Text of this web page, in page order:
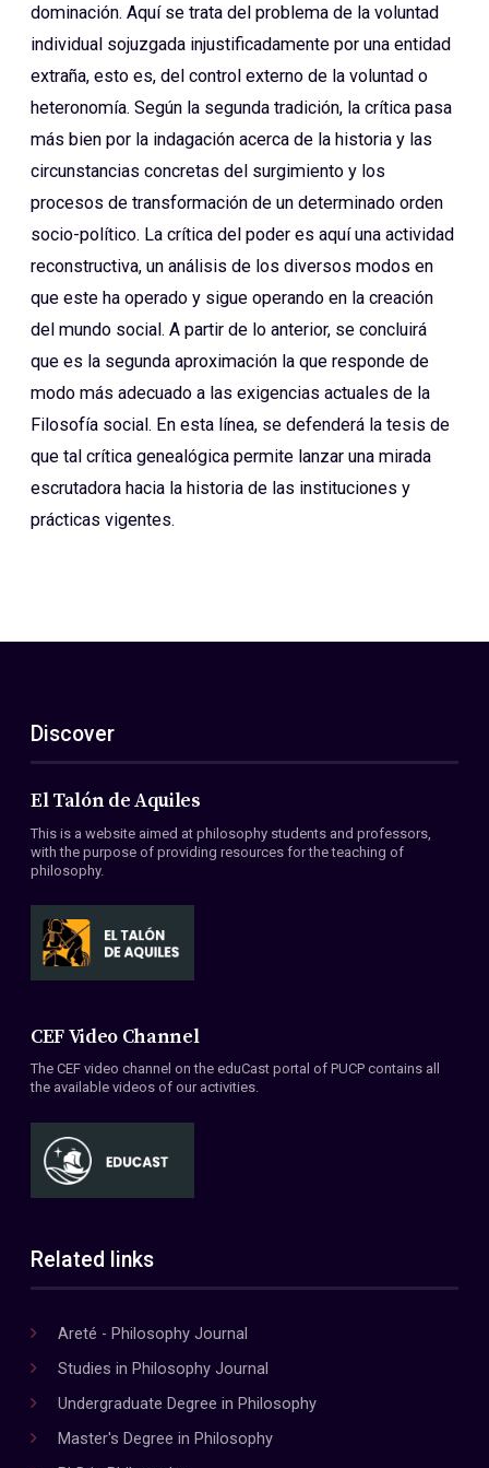
dominación. Aquí se trata del problema de la voluntad
individual sojuzgada injustificadamente por una entidad
extraña, esto es, del control externo de la voluntad o
heteronomía. Según la segunda tradición, la crítica pasa
más bien por la indagación acerca de la historia y las
circunstancias concretas del surgimiento y los
procesos de transformación de un determinado orden
socio-político. La crítica del poder es aquí una actividad
reconstructiva, un análisis de los diversos modos en
que este ha operado y sigue operando en la creación
del mundo social. A partir de lo anterior, se concluirá
que es la segunda aproximación la que responde de
modo más adecuado a las exigencias actuales de la
Filosofía social. En esta línea, se defenderá la tesis de
que tal crítica genealógica permite lanzar una mirada
escrutadora hacia la historia de las instituciones y
prácticas vigentes.
Discover
El Talón de Aquiles
This is a website aimed at philosophy students and professors,
with the purpose of providing resources for the teaching of
philosophy.
CEF Video Channel
The CEF video channel on the eduCast portal of PUCP contains all
the available videos of our activities.
Related links
Areté - Philosophy Journal
Studies in Philosophy Journal
Undergraduate Degree in Philosophy
Master's Degree in Philosophy